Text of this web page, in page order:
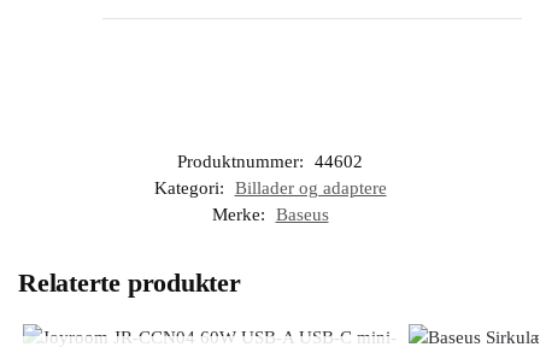
Produktnummer:
44602
Kategori:
Billader og adaptere
Merke:
Baseus
Relaterte produkter